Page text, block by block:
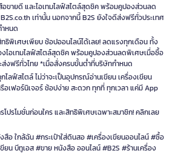
อขายดี และไอเทมไลฟ์สไตล์สุดชิค พร้อมคูปองส่วนลด
เท่านั้น นอกจากนี้ B2S ยังใจดีส่งฟรีทั่วประเทศ
หนด
ทธิพิเศษเพียบ ช้อปออนไลน์ได้เลย! ลดแรงทุกเดือน ทั้ง
ไอเทมไลฟ์สไตล์สุดชิค พร้อมคูปองส่วนลดพิเศษเมื่อซื้อ
ส่งฟรีทั่วไทย *เมื่อสั่งครบขั้นต่ำที่บริษัทกำหนด
ลฟ์สไตล์ ไม่ว่าจะเป็นอุปกรณ์อ่านเขียน เครื่องเขียน
เฟอร์นิเจอร์ ช้อปง่าย สะดวก ทุกที่ ทุกเวลา แค่มี App
โปรโมชั่นก่อนใคร และสิทธิพิเศษเฉพาะสมาชิก! คลิกเลย
อ ใกล้ฉัน #กระเป๋าใส่ดินสอ #เครื่องเขียนออนไลน์ #ซื้อ
ยน บีทูเอส #ขาย หนังสือ ออนไลน์ #B2S #ร้านเครื่อง